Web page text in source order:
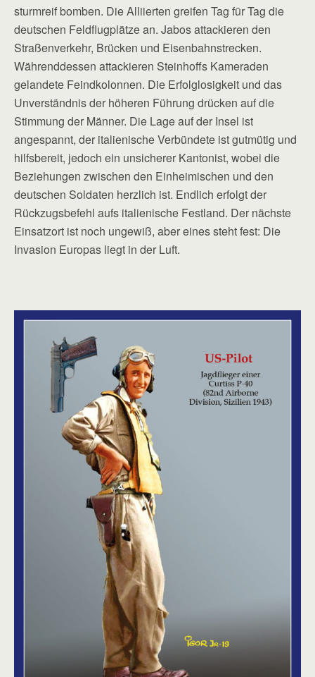
sturmreif bomben. Die Alliierten greifen Tag für Tag die
deutschen Feldflugplätze an. Jabos attackieren den
Straßenverkehr, Brücken und Eisenbahnstrecken.
Währenddessen attackieren Steinhoffs Kameraden
gelandete Feindkolonnen. Die Erfolglosigkeit und das
Unverständnis der höheren Führung drücken auf die
Stimmung der Männer. Die Lage auf der Insel ist
angespannt, der italienische Verbündete ist gutmütig und
hilfsbereit, jedoch ein unsicherer Kantonist, wobei die
Beziehungen zwischen den Einheimischen und den
deutschen Soldaten herzlich ist. Endlich erfolgt der
Rückzugsbefehl aufs italienische Festland. Der nächste
Einsatzort ist noch ungewiß, aber eines steht fest: Die
Invasion Europas liegt in der Luft.